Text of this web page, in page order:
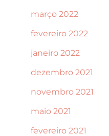
março 2022
fevereiro 2022
janeiro 2022
dezembro 2021
novembro 2021
maio 2021
fevereiro 2021